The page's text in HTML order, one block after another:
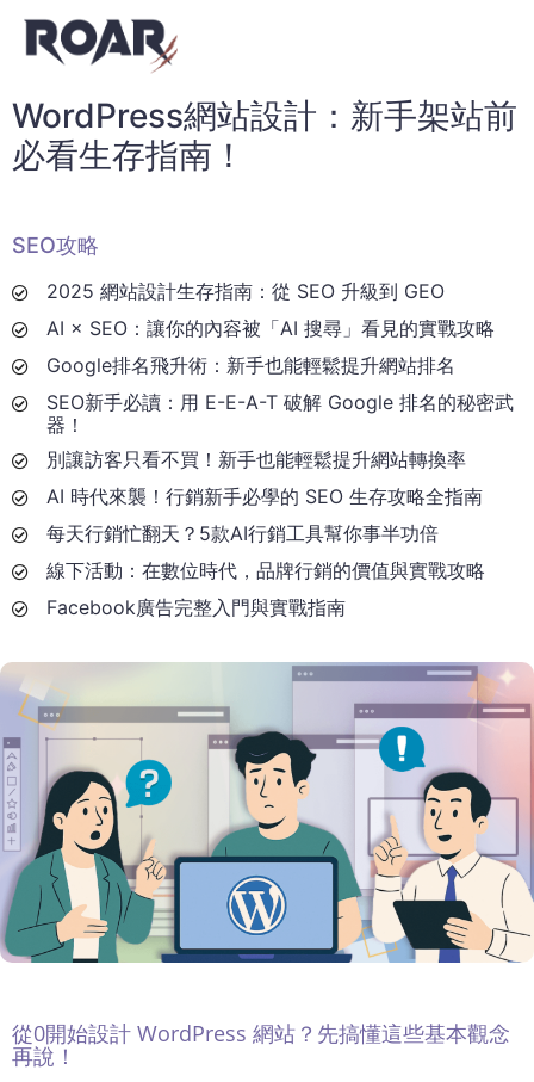
WordPress網站設計：新手架站前
必看生存指南！
SEO攻略
2025 網站設計生存指南：從 SEO 升級到 GEO
AI × SEO：讓你的內容被「AI 搜尋」看見的實戰攻略
Google排名飛升術：新手也能輕鬆提升網站排名
SEO新手必讀：用 E-E-A-T 破解 Google 排名的秘密武
器！
別讓訪客只看不買！新手也能輕鬆提升網站轉換率
AI 時代來襲！行銷新手必學的 SEO 生存攻略全指南
每天行銷忙翻天？5款AI行銷工具幫你事半功倍
線下活動：在數位時代，品牌行銷的價值與實戰攻略
Facebook廣告完整入門與實戰指南
從0開始設計 WordPress 網站？先搞懂這些基本觀念
再說！